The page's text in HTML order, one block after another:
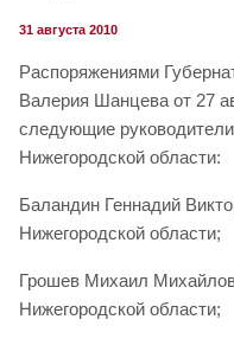
31 августа 2010
Распоряжениями
Валерия Шанцева от 27
следующие
Нижегородской области:
Баландин Геннадий
Нижегородской области;
Грошев Михаил
Нижегородской области;